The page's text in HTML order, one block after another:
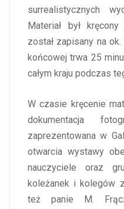
surrealistycznych
Materiał był
został zapisany na
końcowej trwa 25
całym kraju podczas
W czasie kręcenie
dokumentacja
zaprezentowana w
otwarcia wystawy
nauczyciele oraz
koleżanek i kolegów
też panie M.